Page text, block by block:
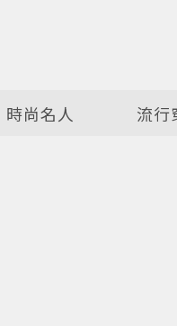
時尚名人 流行